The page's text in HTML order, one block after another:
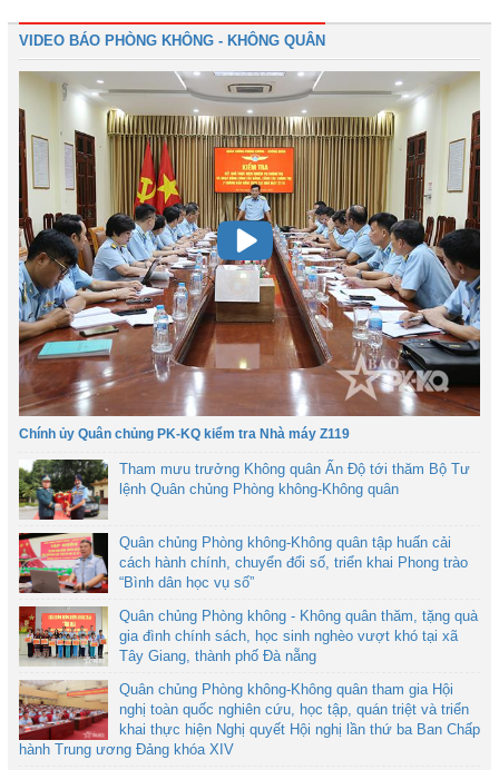
VIDEO BÁO PHÒNG KHÔNG - KHÔNG QUÂN
Chính ủy Quân chủng PK-KQ kiểm tra Nhà máy Z119
Tham mưu trưởng Không quân Ấn Độ tới thăm Bộ Tư
lệnh Quân chủng Phòng không-Không quân
Quân chủng Phòng không-Không quân tập huấn cải
cách hành chính, chuyển đổi số, triển khai Phong trào
“Bình dân học vụ số”
Quân chủng Phòng không - Không quân thăm, tặng quà
gia đình chính sách, học sinh nghèo vượt khó tại xã
Tây Giang, thành phố Đà nẵng
Quân chủng Phòng không-Không quân tham gia Hội
nghị toàn quốc nghiên cứu, học tập, quán triệt và triển
khai thực hiện Nghị quyết Hội nghị lần thứ ba Ban Chấp
hành Trung ương Đảng khóa XIV